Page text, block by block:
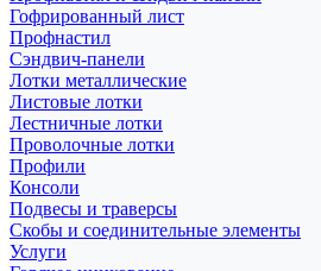
Гофрированный лист
Профнастил
Сэндвич-панели
Лотки металлические
Листовые лотки
Лестничные лотки
Проволочные лотки
Профили
Консоли
Подвесы и траверсы
Скобы и соединительные элементы
Услуги